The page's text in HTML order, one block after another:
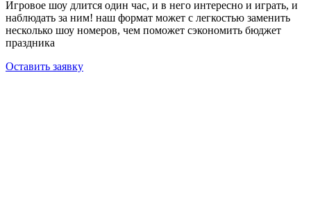
Игровое шоу длится один час, и в него интересно и играть, и
наблюдать за ним! наш формат может с легкостью заменить
несколько шоу номеров, чем поможет сэкономить бюджет
праздника
Оставить заявку